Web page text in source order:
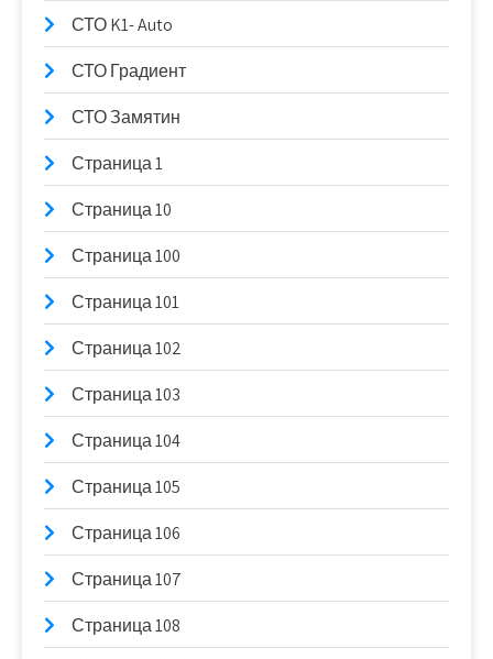
СТО K1- Auto
СТО Градиент
СТО Замятин
Страница 1
Страница 10
Страница 100
Страница 101
Страница 102
Страница 103
Страница 104
Страница 105
Страница 106
Страница 107
Страница 108